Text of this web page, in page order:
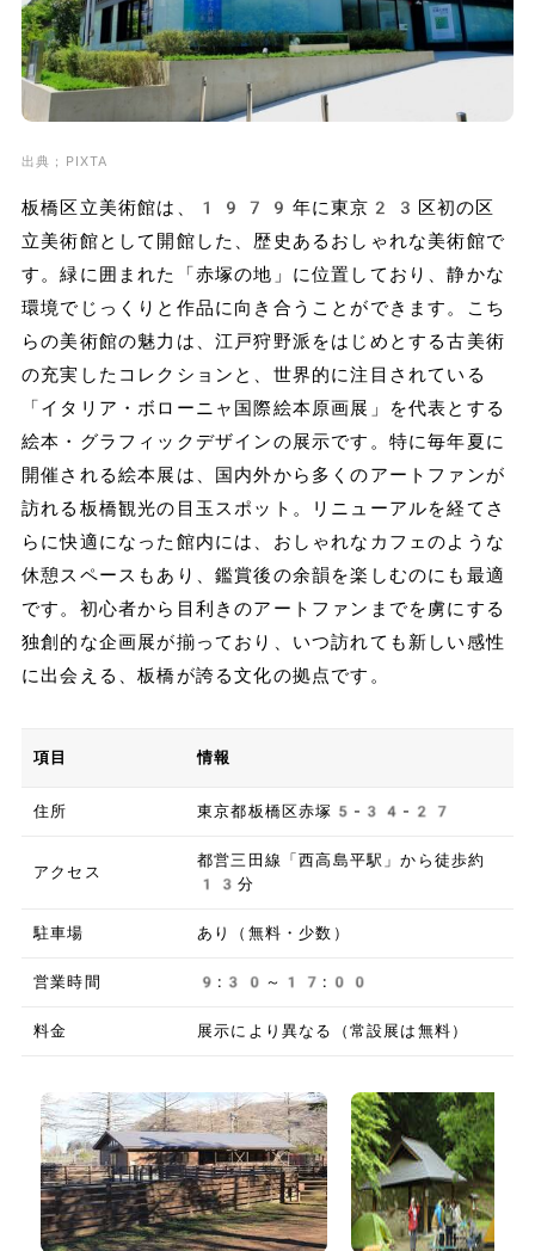
出典；PIXTA
板橋区立美術館は、1979年に東京23区初の区
立美術館として開館した、歴史あるおしゃれな美術館で
す。緑に囲まれた「赤塚の地」に位置しており、静かな
環境でじっくりと作品に向き合うことができます。こち
らの美術館の魅力は、江戸狩野派をはじめとする古美術
の充実したコレクションと、世界的に注目されている
「イタリア・ボローニャ国際絵本原画展」を代表とする
絵本・グラフィックデザインの展示です。特に毎年夏に
開催される絵本展は、国内外から多くのアートファンが
訪れる板橋観光の目玉スポット。リニューアルを経てさ
らに快適になった館内には、おしゃれなカフェのような
休憩スペースもあり、鑑賞後の余韻を楽しむのにも最適
です。初心者から目利きのアートファンまでを虜にする
独創的な企画展が揃っており、いつ訪れても新しい感性
に出会える、板橋が誇る文化の拠点です。
項目 情報
住所 東京都板橋区赤塚5-34-27
アクセス
都営三田線「西高島平駅」から徒歩約
13分
駐車場 あり（無料・少数）
営業時間 9:30～17:00
料金 展示により異なる（常設展は無料）